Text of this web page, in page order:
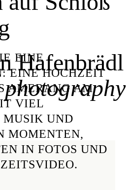
Hafenbrädl
EINE
EINE HOCHZEIT
AMERANG AM
VIEL
UND
MOMENTEN,
IN FOTOS UND